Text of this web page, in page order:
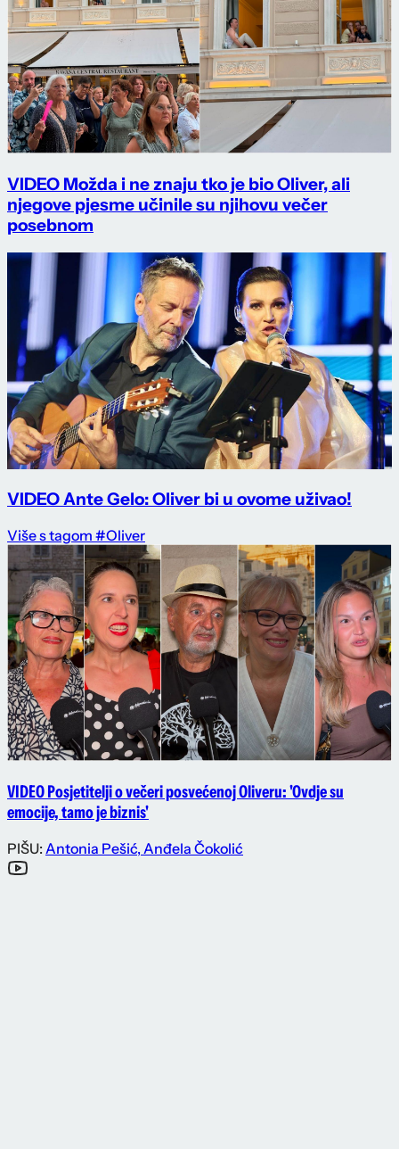
VIDEO Možda i ne znaju tko je bio Oliver, ali
njegove pjesme učinile su njihovu večer
posebnom
VIDEO Ante Gelo: Oliver bi u ovome uživao!
Više s tagom #Oliver
VIDEO Posjetitelji o večeri posvećenoj Oliveru: 'Ovdje su
emocije, tamo je biznis'
PIŠU: Antonia Pešić, Anđela Čokolić